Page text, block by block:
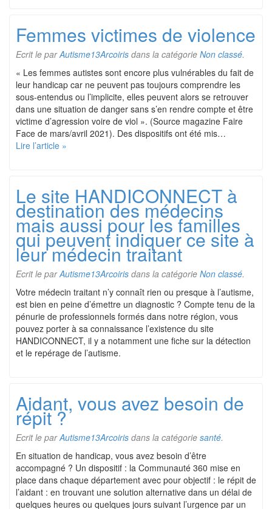
Femmes victimes de violence
Ecrit le parAutisme13Arcoiris dans la catégorie Non classé.
« Les femmes autistes sont encore plus vulnérables du fait de
leur handicap car ne peuvent pas toujours comprendre les
sous-entendus ou l’implicite, elles peuvent alors se retrouver
dans une situation de danger sans s’en rendre compte et être
victime d’agression voire de viol ». (Source magazine Faire
Face de mars/avril 2021). Des dispositifs ont été mis…
Lire l’article »
Le site HANDICONNECT à
destination des médecins
mais aussi pour les familles
qui peuvent indiquer ce site à
leur médecin traitant
Ecrit le parAutisme13Arcoiris dans la catégorie Non classé.
Votre médecin traitant n’y connaît rien ou presque à l’autisme,
est bien en peine d’émettre un diagnostic ? Compte tenu de la
pénurie de professionnels formés dans notre région, vous
pouvez porter à sa connaissance l’existence du site
HANDICONNECT, il y a notamment une fiche sur la détection
et le repérage de l’autisme.
Aidant, vous avez besoin de
répit ?
Ecrit le parAutisme13Arcoiris dans la catégorie santé.
En situation de handicap, vous avez besoin d’être
accompagné ? Un dispositif : la Communauté 360 mise en
place dans chaque département avec pour objectif : le répit de
l’aidant : en trouvant une solution alternative dans un délai de
quelques heures ou quelques jours suivant l’urgence par un